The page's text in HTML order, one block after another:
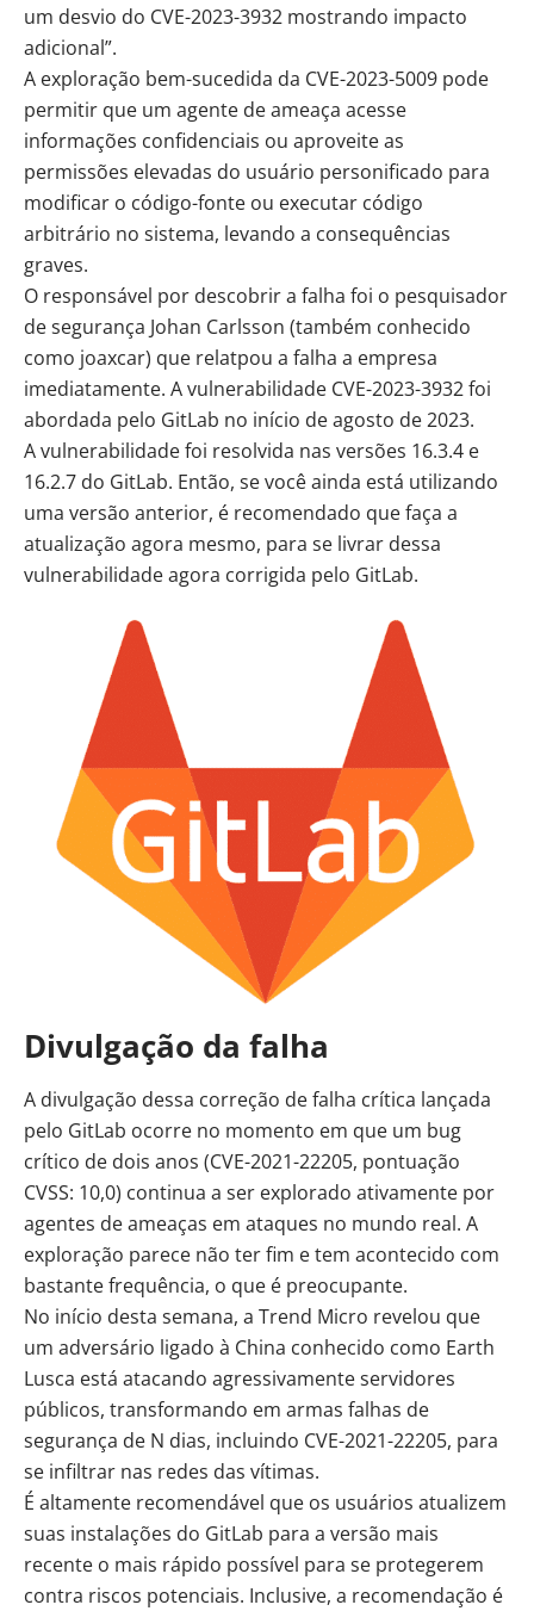
um desvio do CVE-2023-3932 mostrando impacto
adicional”.
A exploração bem-sucedida da CVE-2023-5009 pode
permitir que um agente de ameaça acesse
informações confidenciais ou aproveite as
permissões elevadas do usuário personificado para
modificar o código-fonte ou executar código
arbitrário no sistema, levando a consequências
graves.
O responsável por descobrir a falha foi o pesquisador
de segurança Johan Carlsson (também conhecido
como joaxcar) que relatpou a falha a empresa
imediatamente. A vulnerabilidade CVE-2023-3932 foi
abordada pelo GitLab no início de agosto de 2023.
A vulnerabilidade foi resolvida nas versões 16.3.4 e
16.2.7 do GitLab. Então, se você ainda está utilizando
uma versão anterior, é recomendado que faça a
atualização agora mesmo, para se livrar dessa
vulnerabilidade agora corrigida pelo GitLab.
Divulgação da falha
A divulgação dessa correção de falha crítica lançada
pelo GitLab ocorre no momento em que um bug
crítico de dois anos (CVE-2021-22205, pontuação
CVSS: 10,0) continua a ser explorado ativamente por
agentes de ameaças em ataques no mundo real. A
exploração parece não ter fim e tem acontecido com
bastante frequência, o que é preocupante.
No início desta semana, a Trend Micro revelou que
um adversário ligado à China conhecido como Earth
Lusca está atacando agressivamente servidores
públicos, transformando em armas falhas de
segurança de N dias, incluindo CVE-2021-22205, para
se infiltrar nas redes das vítimas.
É altamente recomendável que os usuários atualizem
suas instalações do GitLab para a versão mais
recente o mais rápido possível para se protegerem
contra riscos potenciais. Inclusive, a recomendação é